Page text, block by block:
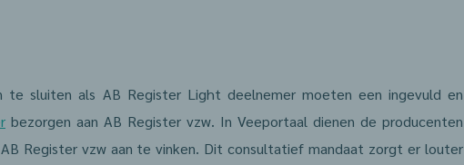
te sluiten als AB Register Light deelnemer moeten een ingevuld en
bezorgen aan AB Register vzw. In Veeportaal dienen de producenten
Register vzw aan te vinken. Dit consultatief mandaat zorgt er louter